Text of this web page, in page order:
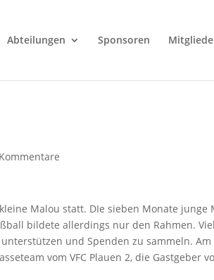
Abteilungen Sponsoren
Malou statt. DIe sieben Monate junge
bildete allerdings nur den Rahmen.
und Spenden zu sammeln.
vom VFC Plauen 2, die Gastgeber